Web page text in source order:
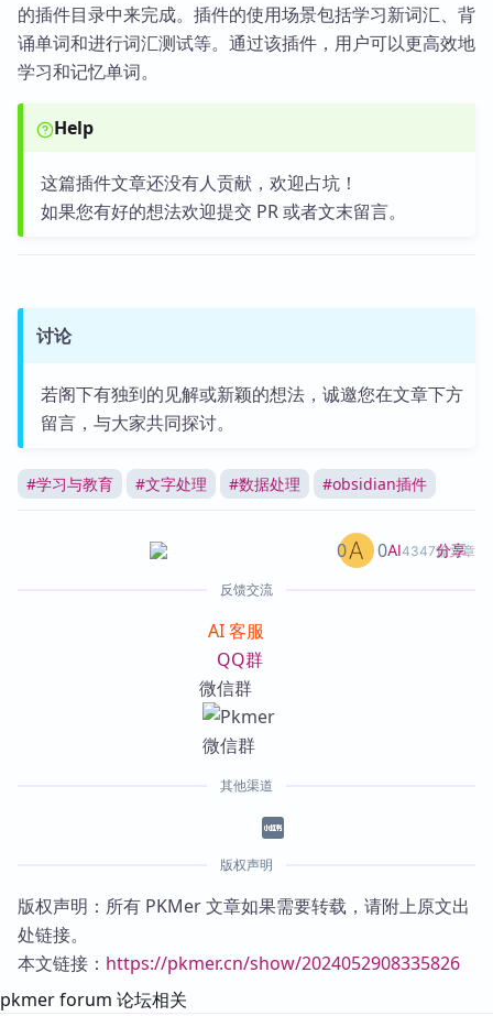
的插件目录中来完成。插件的使用场景包括学习新词汇、背
诵单词和进行词汇测试等。通过该插件，用户可以更高效地
学习和记忆单词。
Help
这篇插件文章还没有人贡献，欢迎占坑！
如果您有好的想法欢迎提交 PR 或者文末留言。
讨论
若阁下有独到的见解或新颖的想法，诚邀您在文章下方
留言，与大家共同探讨。
#学习与教育 #文字处理 #数据处理 #obsidian插件
AI4347篇文章
0 0 分享
反馈交流
AI 客服
QQ群
微信群
其他渠道
版权声明
版权声明：所有 PKMer 文章如果需要转载，请附上原文出
处链接。
本文链接： https://pkmer.cn/show/2024052908335826
pkmer forum 论坛相关